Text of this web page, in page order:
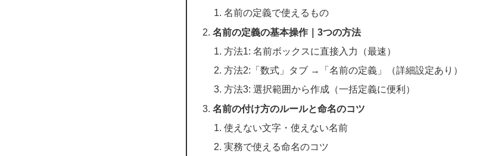
名前の定義で使えるもの
名前の定義の基本操作｜3つの方法
方法1: 名前ボックスに直接入力（最速）
方法2:「数式」タブ →「名前の定義」（詳細設定あり）
方法3: 選択範囲から作成（一括定義に便利）
名前の付け方のルールと命名のコツ
使えない文字・使えない名前
実務で使える命名のコツ